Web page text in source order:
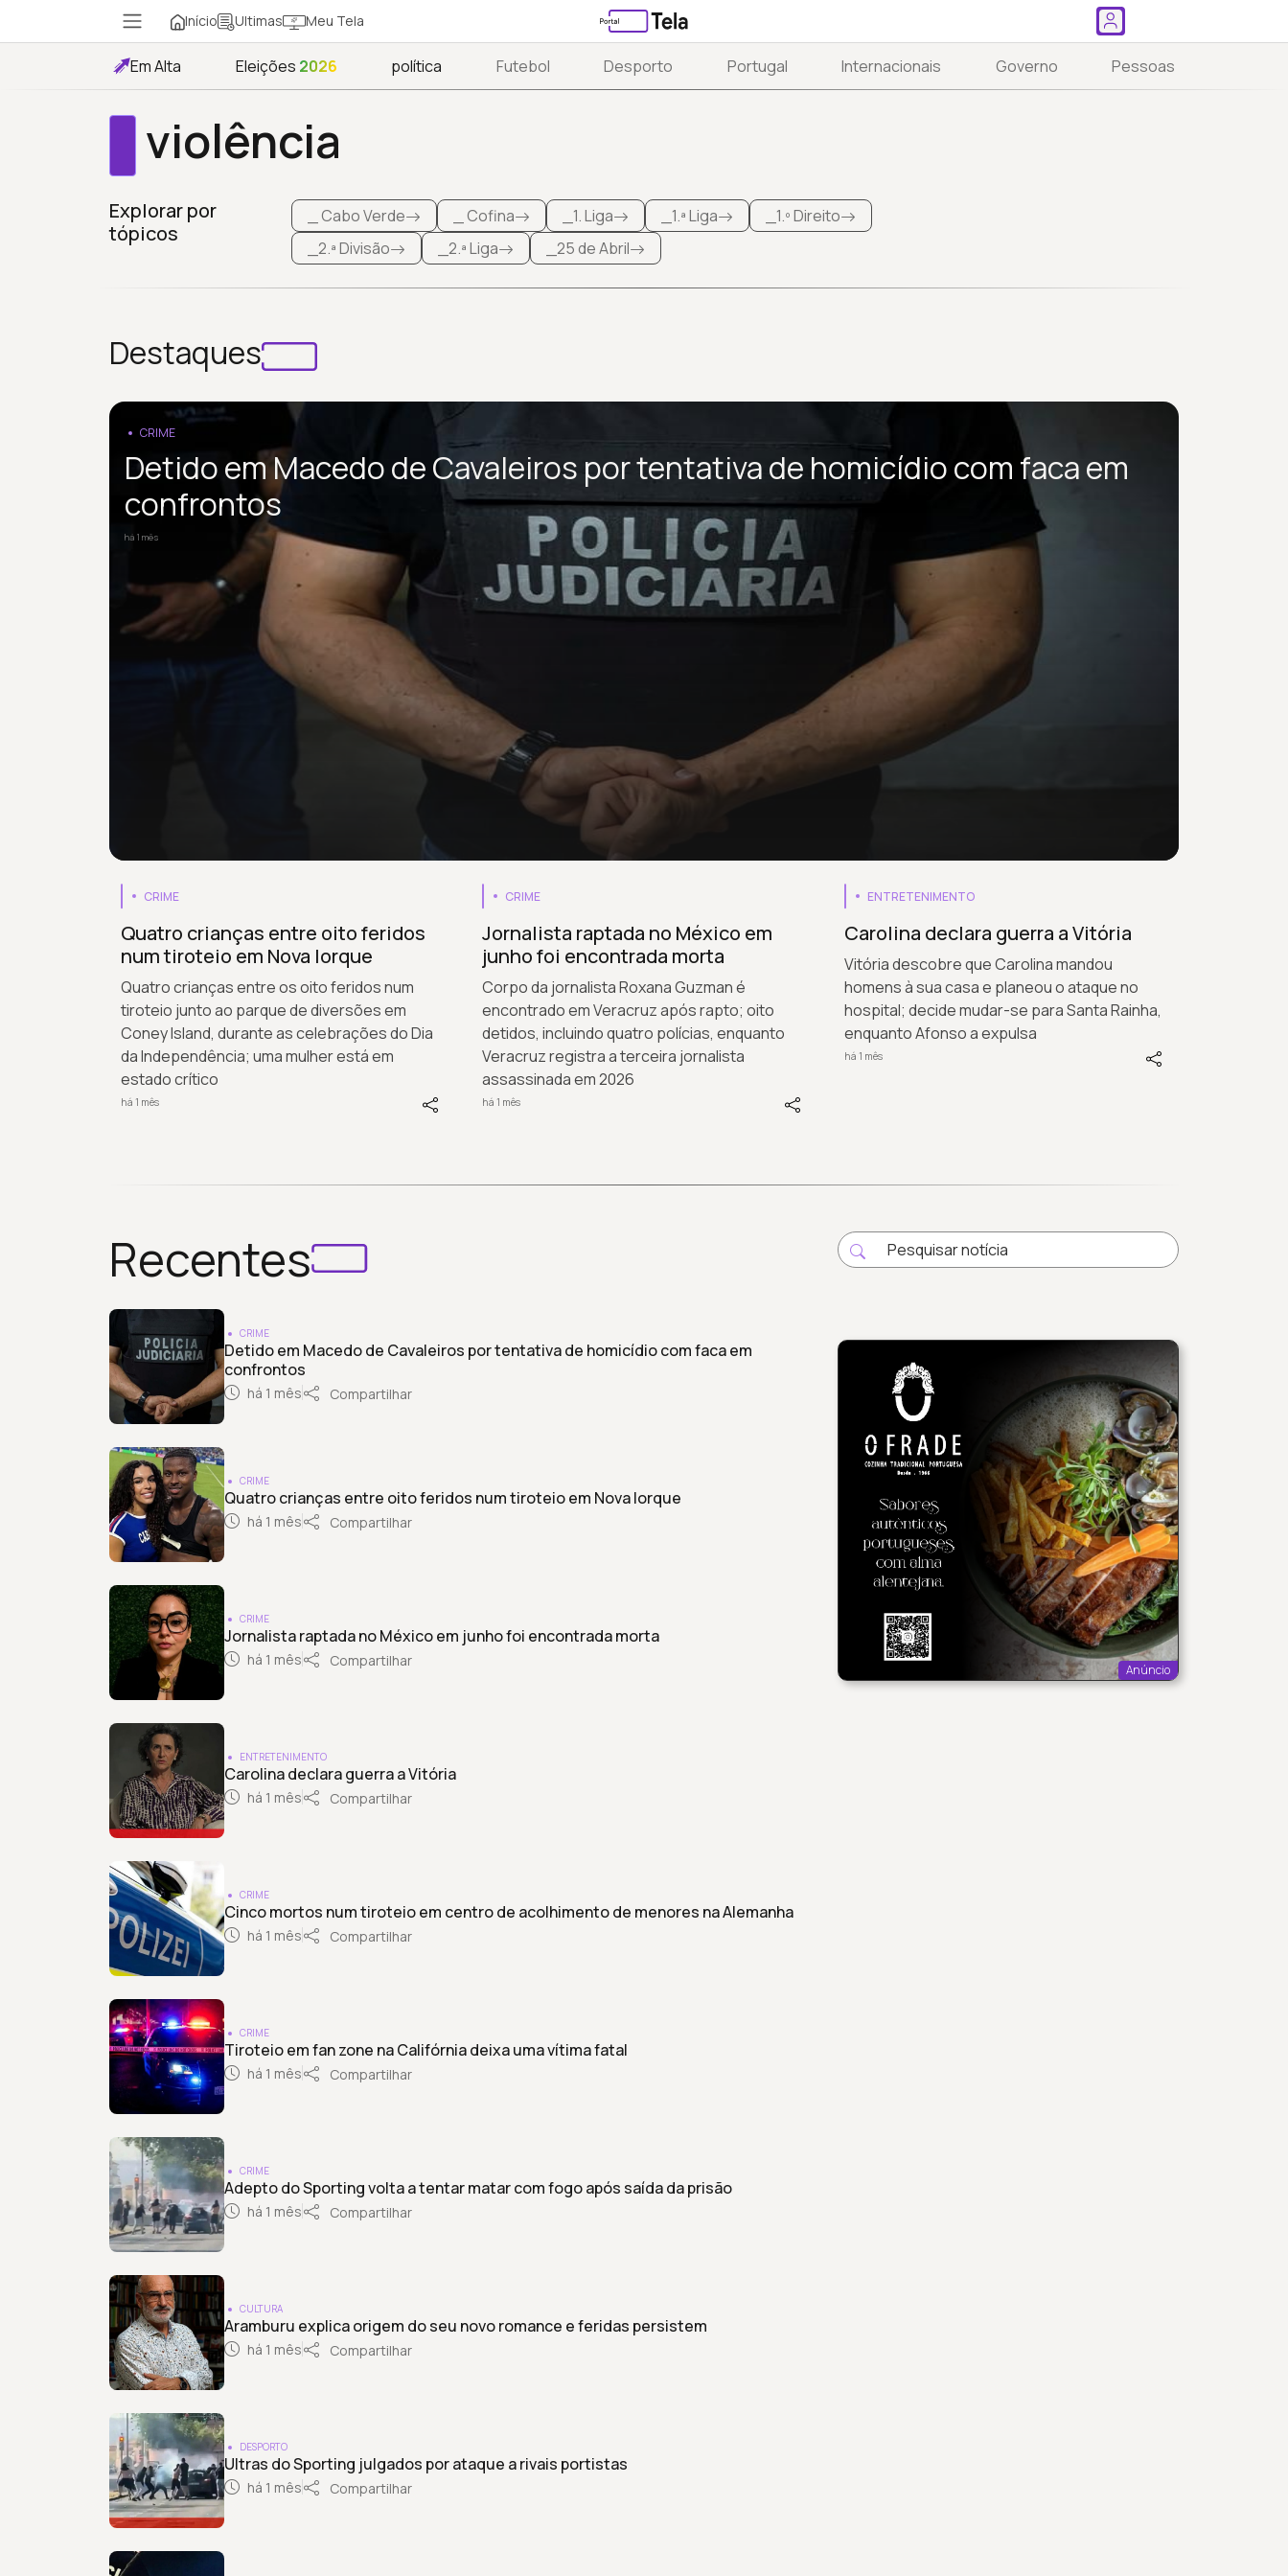
Início Ultimas Meu Tela
Em Alta Eleições 2026 política Futebol Desporto Portugal Internacionais Governo Pessoas
violência
Explorar por
tópicos
_ Cabo Verde _ Cofina _1. Liga _1.ª Liga
_1.º Direito
_2.ª Divisão
_2.ª Liga _25 de Abril
Destaques
CRIME
Detido em Macedo de Cavaleiros por tentativa de homicídio com faca em
confrontos
há 1 mês
CRIME
Quatro crianças entre oito feridos
num tiroteio em Nova Iorque
Quatro crianças entre os oito feridos num
tiroteio junto ao parque de diversões em
Coney Island, durante as celebrações do Dia
da Independência; uma mulher está em
estado crítico
há 1 mês
CRIME
Jornalista raptada no México em
junho foi encontrada morta
Corpo da jornalista Roxana Guzman é
encontrado em Veracruz após rapto; oito
detidos, incluindo quatro polícias, enquanto
Veracruz registra a terceira jornalista
assassinada em 2026
há 1 mês
ENTRETENIMENTO
Carolina declara guerra a Vitória
Vitória descobre que Carolina mandou
homens à sua casa e planeou o ataque no
hospital; decide mudar-se para Santa Rainha,
enquanto Afonso a expulsa
há 1 mês
Recentes
Anúncio
CRIME
Detido em Macedo de Cavaleiros por tentativa de homicídio com faca em
confrontos
há 1 mês Compartilhar
CRIME
Quatro crianças entre oito feridos num tiroteio em Nova Iorque
há 1 mês Compartilhar
CRIME
Jornalista raptada no México em junho foi encontrada morta
há 1 mês Compartilhar
ENTRETENIMENTO
Carolina declara guerra a Vitória
há 1 mês Compartilhar
CRIME
Cinco mortos num tiroteio em centro de acolhimento de menores na Alemanha
há 1 mês Compartilhar
CRIME
Tiroteio em fan zone na Califórnia deixa uma vítima fatal
há 1 mês Compartilhar
CRIME
Adepto do Sporting volta a tentar matar com fogo após saída da prisão
há 1 mês Compartilhar
CULTURA
Aramburu explica origem do seu novo romance e feridas persistem
há 1 mês Compartilhar
DESPORTO
Ultras do Sporting julgados por ataque a rivais portistas
há 1 mês Compartilhar